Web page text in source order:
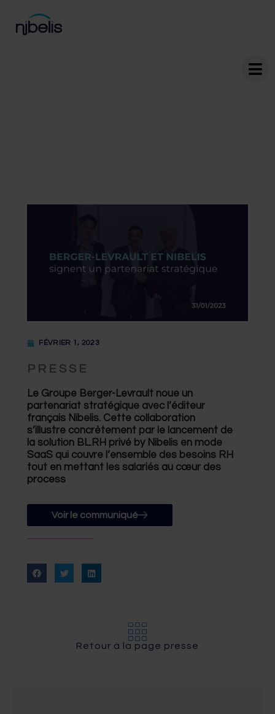
FÉVRIER 1, 2023
PRESSE
Le Groupe Berger-Levrault noue un
partenariat stratégique avec l’éditeur
français Nibelis. Cette collaboration
s’illustre concrètement par le lancement de
la solution BL.RH privé by Nibelis en mode
SaaS qui couvre l’ensemble des besoins RH
tout en mettant les salariés au cœur des
process
Voir le communiqué
Retour à la page presse